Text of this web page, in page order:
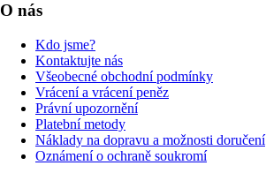
O nás
Kdo jsme?
Kontaktujte nás
Všeobecné obchodní podmínky
Vrácení a vrácení peněz
Právní upozornění
Platební metody
Náklady na dopravu a možnosti doručení
Oznámení o ochraně soukromí